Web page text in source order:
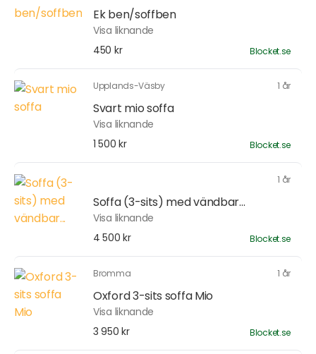
Ek ben/soffben
Visa liknande
450 kr
Blocket.se
Upplands-Väsby 1 år
Svart mio soffa
Visa liknande
1 500 kr
Blocket.se
1 år
Soffa (3-sits) med vändbar...
Visa liknande
4 500 kr
Blocket.se
Bromma 1 år
Oxford 3-sits soffa Mio
Visa liknande
3 950 kr
Blocket.se